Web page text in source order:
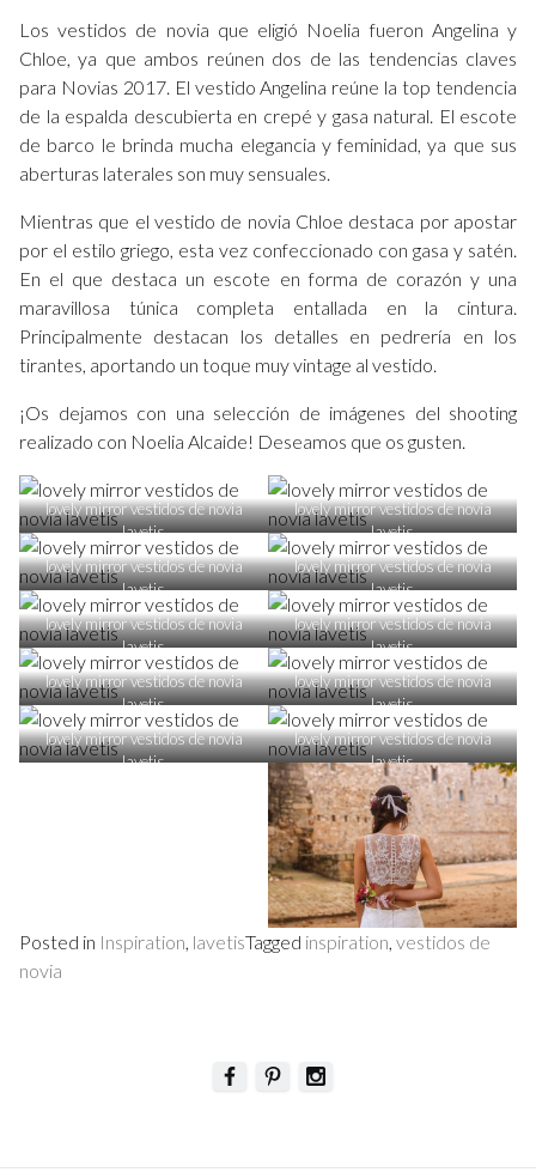
Los vestidos de novia que eligió Noelia fueron Angelina y
Chloe, ya que ambos reúnen dos de las tendencias claves
para Novias 2017. El vestido Angelina reúne la top tendencia
de la espalda descubierta en crepé y gasa natural. El escote
de barco le brinda mucha elegancia y feminidad, ya que sus
aberturas laterales son muy sensuales.
Mientras que el vestido de novia Chloe destaca por apostar
por el estilo griego, esta vez confeccionado con gasa y satén.
En el que destaca un escote en forma de corazón y una
maravillosa túnica completa entallada en la cintura.
Principalmente destacan los detalles en pedrería en los
tirantes, aportando un toque muy vintage al vestido.
¡Os dejamos con una selección de imágenes del shooting
realizado con Noelia Alcaide! Deseamos que os gusten.
lovely mirror vestidos de novia
lavetis
lovely mirror vestidos de novia
lavetis
lovely mirror vestidos de novia
lavetis
lovely mirror vestidos de novia
lavetis
lovely mirror vestidos de novia
lavetis
lovely mirror vestidos de novia
lavetis
lovely mirror vestidos de novia
lavetis
lovely mirror vestidos de novia
lavetis
lovely mirror vestidos de novia
lavetis
lovely mirror vestidos de novia
lavetis
Posted in Inspiration, lavetisTagged inspiration, vestidos de
novia